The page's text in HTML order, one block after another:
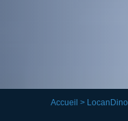
Accueil > LocanDino